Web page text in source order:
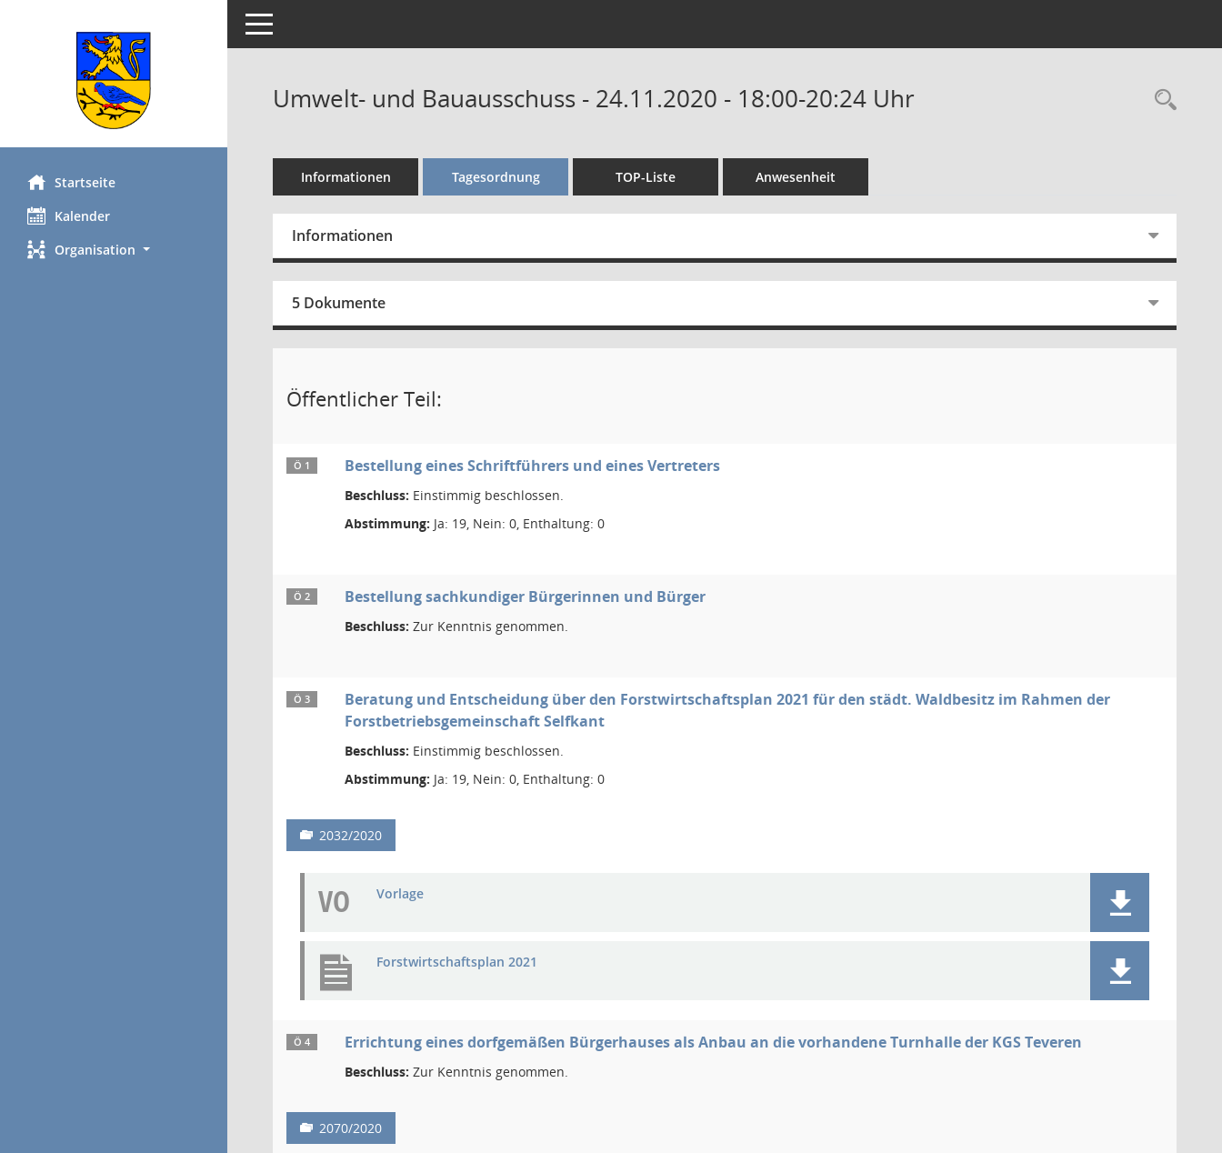
Startseite
Kalender
Organisation
Toggle navigation
Umwelt- und Bauausschuss - 24.11.2020 - 18:00-20:24 Uhr
Informationen Tagesordnung TOP-Liste Anwesenheit
Informationen
5 Dokumente
Öffentlicher Teil:
Ö 1 Bestellung eines Schriftführers und eines Vertreters
Beschluss: Einstimmig beschlossen.
Abstimmung: Ja: 19, Nein: 0, Enthaltung: 0
Ö 2 Bestellung sachkundiger Bürgerinnen und Bürger
Beschluss: Zur Kenntnis genommen.
Ö 3
Beratung und Entscheidung über den Forstwirtschaftsplan 2021 für den städt. Waldbesitz im Rahmen der
Forstbetriebsgemeinschaft Selfkant
Beschluss: Einstimmig beschlossen.
Abstimmung: Ja: 19, Nein: 0, Enthaltung: 0
2032/2020
VO Vorlage
Forstwirtschaftsplan 2021
Ö 4 Errichtung eines dorfgemäßen Bürgerhauses als Anbau an die vorhandene Turnhalle der KGS Teveren
Beschluss: Zur Kenntnis genommen.
2070/2020